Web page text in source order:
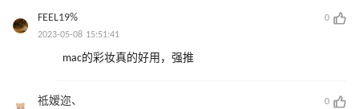
FEEL19%
0
2023-05-08 15:51:41
mac的彩妆真的好用，强推
祗嫒迩、
0